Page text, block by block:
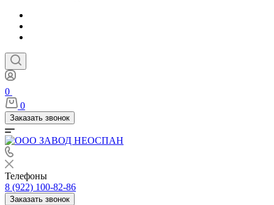
0
0
Заказать звонок
Телефоны
8 (922) 100-82-86
Заказать звонок